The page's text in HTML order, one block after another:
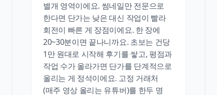
별개 영역이에요. 썸네일만 전문으로
한다면 단가는 낮은 대신 작업이 빨라
회전이 빠른 게 장점이에요. 한 장에
20~30분이면 끝나니까요. 초보는 건당
1만 원대로 시작해 후기를 쌓고, 평점과
작업 수가 올라가면 단가를 단계적으로
올리는 게 정석이에요. 고정 거래처
(매주 영상 올리는 유튜버)를 한두 명